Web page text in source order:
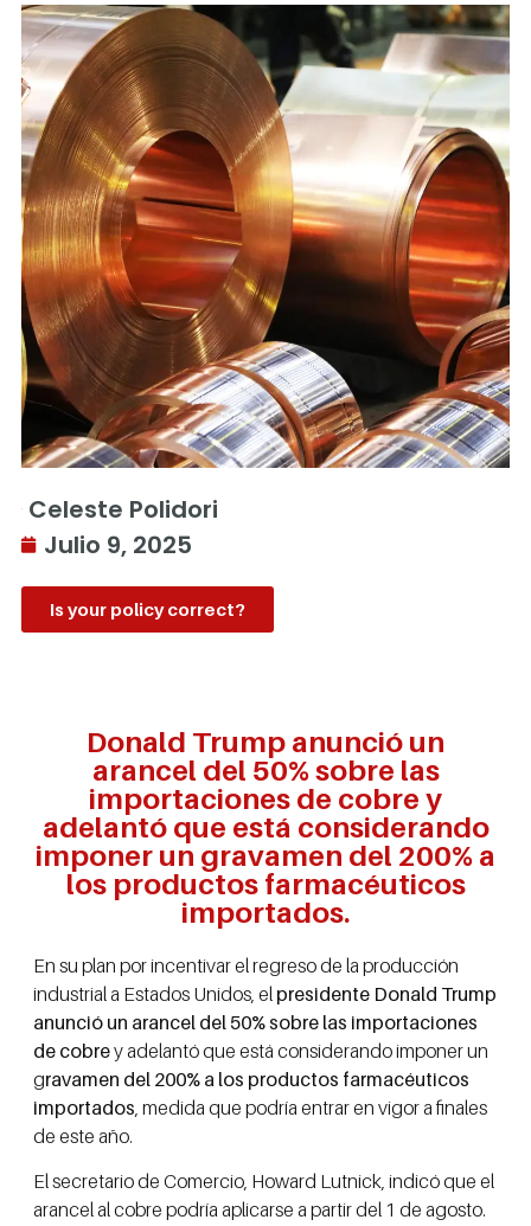
Celeste Polidori
Julio 9, 2025
Is your policy correct?
Donald Trump anunció un
arancel del 50% sobre las
importaciones de cobre y
adelantó que está considerando
imponer un gravamen del 200% a
los productos farmacéuticos
importados.
En su plan por incentivar el regreso de la producción
industrial a Estados Unidos, el presidente Donald Trump
anunció un arancel del 50% sobre las importaciones
de cobrey adelantó que está considerando imponer un
gravamen del 200% a los productos farmacéuticos
importados , medida que podría entrar en vigor a finales
de este año.
El secretario de Comercio, Howard Lutnick, indicó que el
arancel al cobre podría aplicarse a partir del 1 de agosto.